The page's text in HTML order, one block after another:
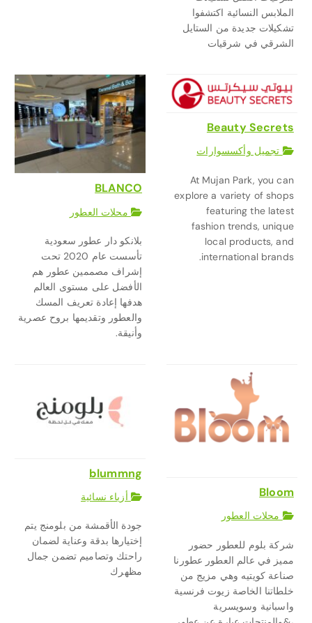
الملابس النسائية اكتشفوا
تشكيلات جديدة من الستايل
الشرقي في شرقيات
Beauty Secrets
تجميل وأكسسوارات
At Mujan Park, you can
explore a variety of shops
featuring the latest
fashion trends, unique
local products, and
international brands.
BLANCO
محلات العطور
بلانكو دار عطور سعودية
تأسست عام 2020 تحت
إشراف مصممين عطور هم
الأفضل على مستوى العالم
هدفها إعادة تعريف المسك
والعطور وتقديمها بروح عصرية
وأنيقة.
Bloom
محلات العطور
شركة بلوم للعطور حضور
مميز في عالم العطور عطورنا
صناعة كويتيه وهي مزيج من
خلطاتنا الخاصة زيوت فرنسية
واسبانية وسويسرية
blummng
أزياء نسائية
جودة الأقمشة من بلومنج يتم
إختيارها بدقة وعناية لضمان
راحتك وتصاميم تضمن جمال
مظهرك